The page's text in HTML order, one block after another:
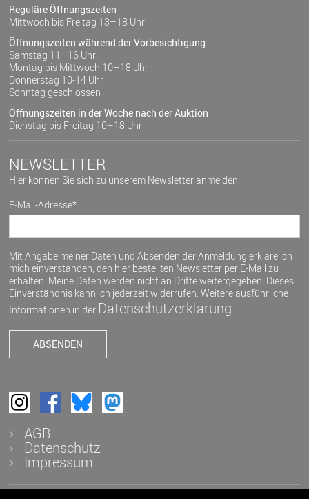
Reguläre Öffnungszeiten
Mittwoch bis Freitag 13–18 Uhr
Öffnungszeiten während der Vorbesichtigung
Samstag 11–16 Uhr
Montag bis Mittwoch 10–18 Uhr
Donnerstag 10-14 Uhr
Sonntag geschlossen
Öffnungszeiten in der Woche nach der Auktion
Dienstag bis Freitag 10–18 Uhr
NEWSLETTER
Hier können Sie sich zu unserem Newsletter anmelden.
E-Mail-Adresse*:
Mit Angabe meiner Daten und Absenden der Anmeldung erkläre ich
mich einverstanden, den hier bestellten Newsletter per E-Mail zu
erhalten. Meine Daten werden nicht an Dritte weitergegeben. Dieses
Einverständnis kann ich jederzeit widerrufen. Weitere ausführliche
Informationen in der Datenschutzerklärung
AGB
Datenschutz
Impressum